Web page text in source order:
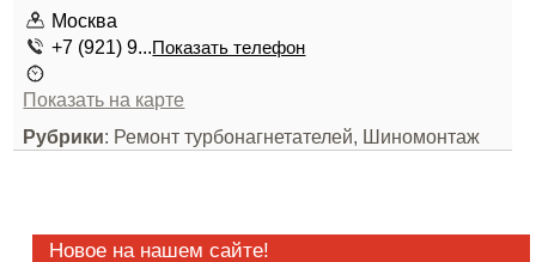
Москва
+7 (921) 9...Показать телефон
Показать на карте
Рубрики: Ремонт турбонагнетателей, Шиномонтаж
Новое на нашем сайте!